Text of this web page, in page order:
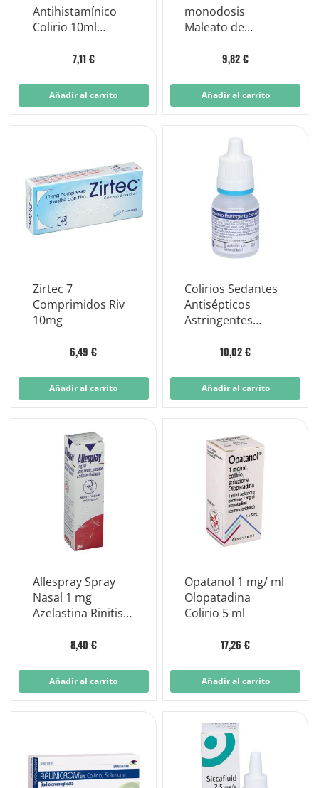
Antihistamínico
Colirio 10ml
7,11 €
Añadir al carrito
monodosis
Maleato de
viales 0,5 ml
9,82 €
Añadir al carrito
Zirtec 7
Comprimidos Riv
10mg
6,49 €
Añadir al carrito
Colirios Sedantes
Antisépticos
Astringentes
Zinc/Nafazolina
10,02 €
Añadir al carrito
Allespray Spray
Nasal 1 mg
Azelastina Rinitis
8,40 €
Añadir al carrito
Opatanol 1 mg/ ml
Olopatadina
Colirio 5 ml
17,26 €
Añadir al carrito